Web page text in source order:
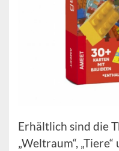
Erhältlich sind die
„Weltraum“,